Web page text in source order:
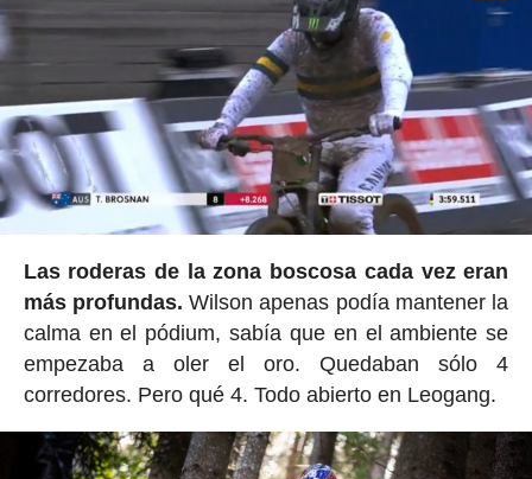
Las roderas de la zona boscosa cada vez eran
más profundas. Wilson apenas podía mantener la
calma en el pódium, sabía que en el ambiente se
empezaba a oler el oro. Quedaban sólo 4
corredores. Pero qué 4. Todo abierto en Leogang.